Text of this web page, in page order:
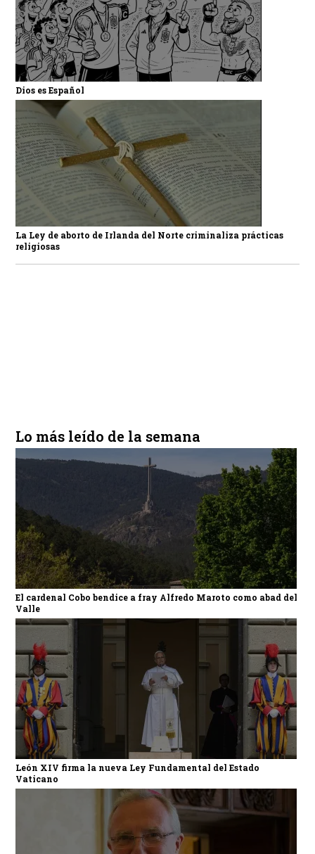
Dios es Español
La Ley de aborto de Irlanda del Norte criminaliza prácticas
religiosas
Lo más leído de la semana
El cardenal Cobo bendice a fray Alfredo Maroto como abad del
Valle
León XIV firma la nueva Ley Fundamental del Estado
Vaticano